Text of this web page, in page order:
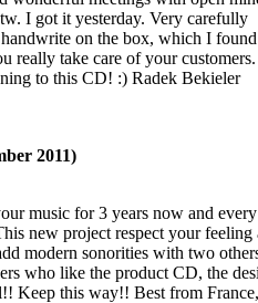
I got it yesterday. Very carefully
on the box, which I
really take care of your
to this CD! :) Radek Bekieler
2011)
music for 3 years now and
new project respect your feeling
modern sonorities with two
who like the product CD, the
Keep this way!! Best from